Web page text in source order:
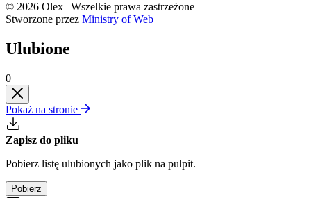
© 2026 Olex | Wszelkie prawa zastrzeżone
Stworzone przez Ministry of Web
Ulubione
0
Pokaż na stronie
Zapisz do pliku
Pobierz listę ulubionych jako plik na pulpit.
Pobierz